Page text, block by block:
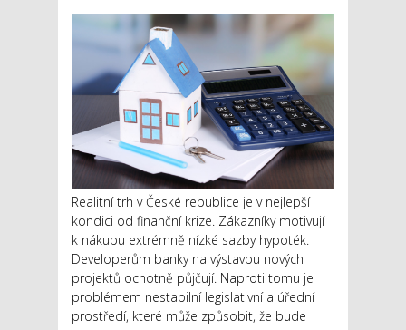
Realitní trh v České republice je v nejlepší
kondici od finanční krize. Zákazníky motivují
k nákupu extrémně nízké sazby hypoték.
Developerům banky na výstavbu nových
projektů ochotně půjčují. Naproti tomu je
problémem nestabilní legislativní a úřední
prostředí, které může způsobit, že bude